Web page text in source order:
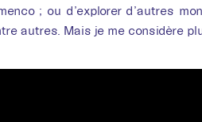
; ou d’explorer d’autres
autres. Mais je me considère